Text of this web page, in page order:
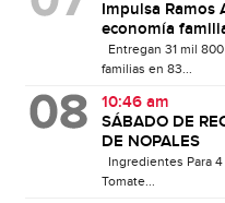
Impulsa Ramos
economía
Entregan 31 mil
familias en 83...
10:46 am
SÁBADO DE
DE NOPALES
Ingredientes Para
Tomate...